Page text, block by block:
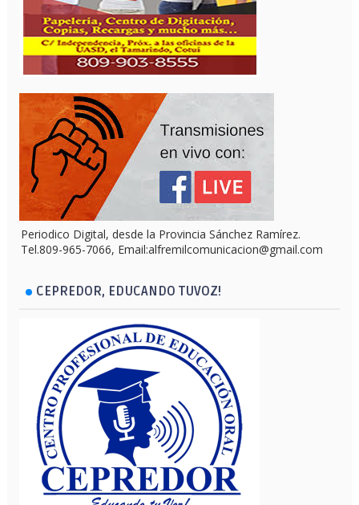
Periodico Digital, desde la Provincia Sánchez Ramírez.
Tel.809-965-7066, Email:alfremilcomunicacion@gmail.com
CEPREDOR, EDUCANDO TUVOZ!